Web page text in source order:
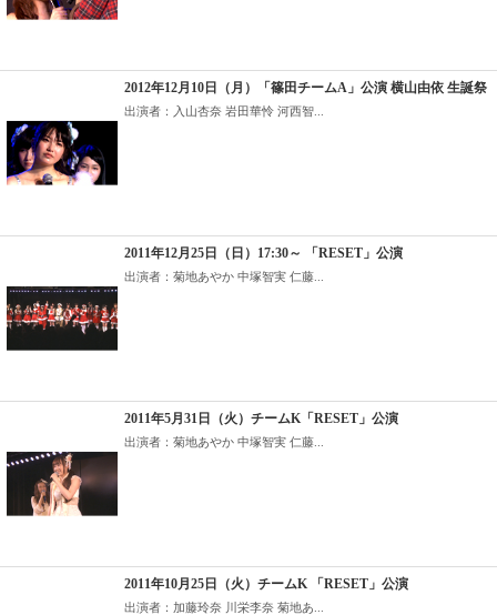
2012年12月10日（月）「篠田チームA」公演 横山由依 生誕祭
出演者：入山杏奈 岩田華怜 河西智...
2011年12月25日（日）17:30～ 「RESET」公演
出演者：菊地あやか 中塚智実 仁藤...
2011年5月31日（火）チームK「RESET」公演
出演者：菊地あやか 中塚智実 仁藤...
2011年10月25日（火）チームK 「RESET」公演
出演者：加藤玲奈 川栄李奈 菊地あ...